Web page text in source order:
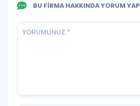
BU FİRMA HAKKINDA YORUM YAP